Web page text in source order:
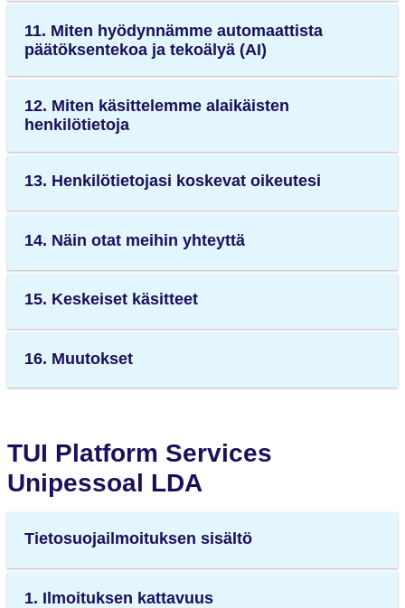
11. Miten hyödynnämme automaattista
päätöksentekoa ja tekoälyä (AI)
12. Miten käsittelemme alaikäisten
henkilötietoja
13. Henkilötietojasi koskevat oikeutesi
14. Näin otat meihin yhteyttä
15. Keskeiset käsitteet
16. Muutokset
TUI Platform Services
Unipessoal LDA
Tietosuojailmoituksen sisältö
1. Ilmoituksen kattavuus